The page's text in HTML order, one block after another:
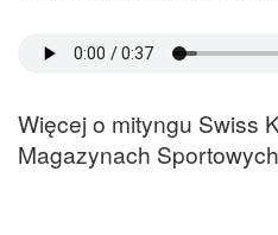
Więcej o mityngu Swiss
Magazynach